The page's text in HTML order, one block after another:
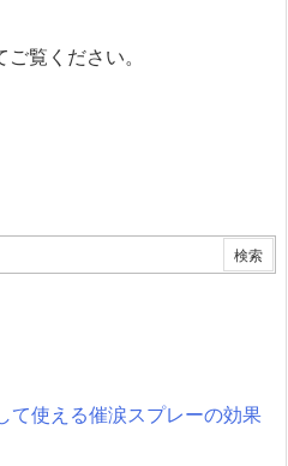
覧ください。
て使える催涙スプレーの効果